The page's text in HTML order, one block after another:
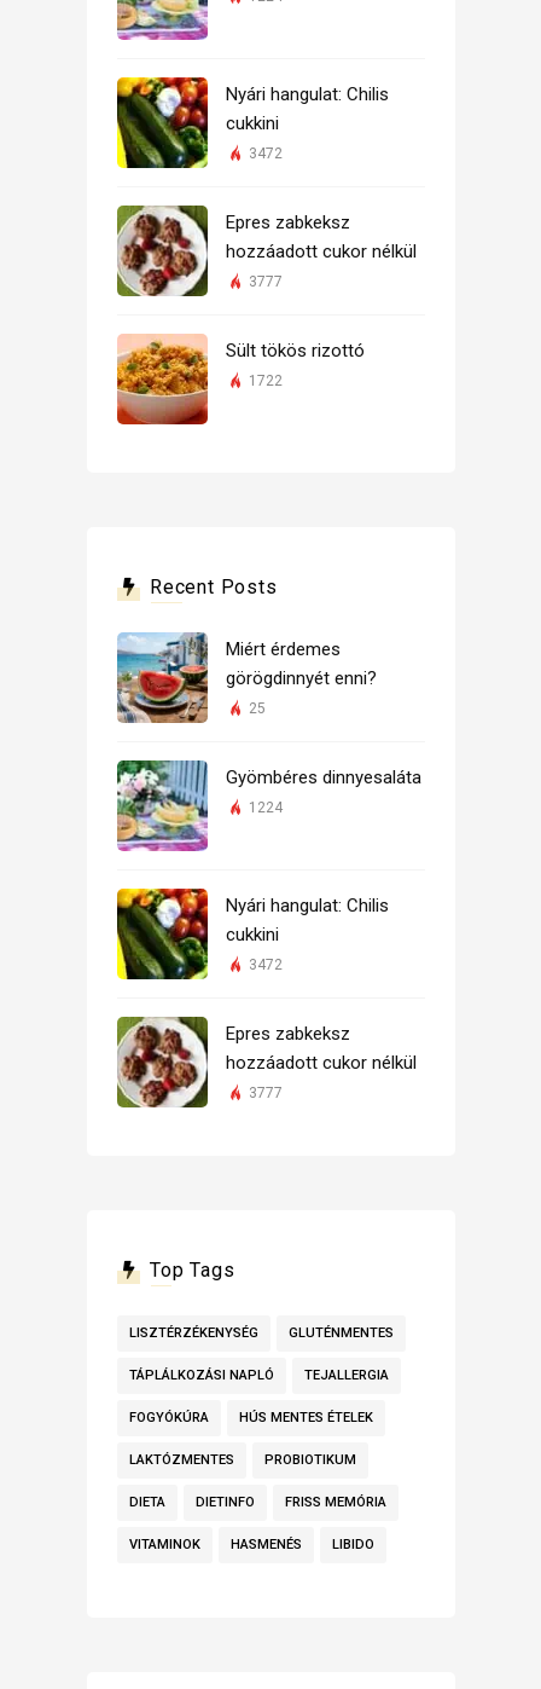
Nyári hangulat: Chilis
cukkini
3472
Epres zabkeksz
hozzáadott cukor nélkül
3777
Sült tökös rizottó
1722
Recent Posts
Miért érdemes
görögdinnyét enni?
25
Gyömbéres dinnyesaláta
1224
Nyári hangulat: Chilis
cukkini
3472
Epres zabkeksz
hozzáadott cukor nélkül
3777
Top Tags
LISZTÉRZÉKENYSÉG GLUTÉNMENTES
TÁPLÁLKOZÁSI NAPLÓ TEJALLERGIA
FOGYÓKÚRA HÚS MENTES ÉTELEK
LAKTÓZMENTES PROBIOTIKUM
DIETA DIETINFO FRISS MEMÓRIA
VITAMINOK HASMENÉS LIBIDO